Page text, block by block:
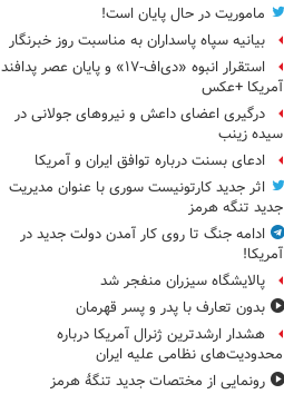
ماموریت در حال پایان است!
بیانیه سپاه پاسداران به مناسبت روز خبرنگار
استقرار انبوه «دی‌اف‑۱۷» و پایان عصر پدافند
آمریکا +عکس
درگیری اعضای داعش و نیروهای جولانی در
سیده زینب
ادعای بسنت درباره توافق ایران و آمریکا
اثر جدید کارتونیست سوری با عنوان مدیریت
جدید تنگه هرمز
ادامه جنگ تا روی کار آمدن دولت جدید در
آمریکا!
پالایشگاه سیزران منفجر شد
بدون تعارف با پدر و پسر قهرمان
هشدار ارشدترین ژنرال آمریکا درباره
محدودیت‌های نظامی علیه ایران
رونمایی از مختصات جدید تنگۀ هرمز